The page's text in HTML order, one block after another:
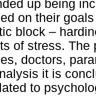
up being
on their
block –
of stress.
doctors,
it is
to